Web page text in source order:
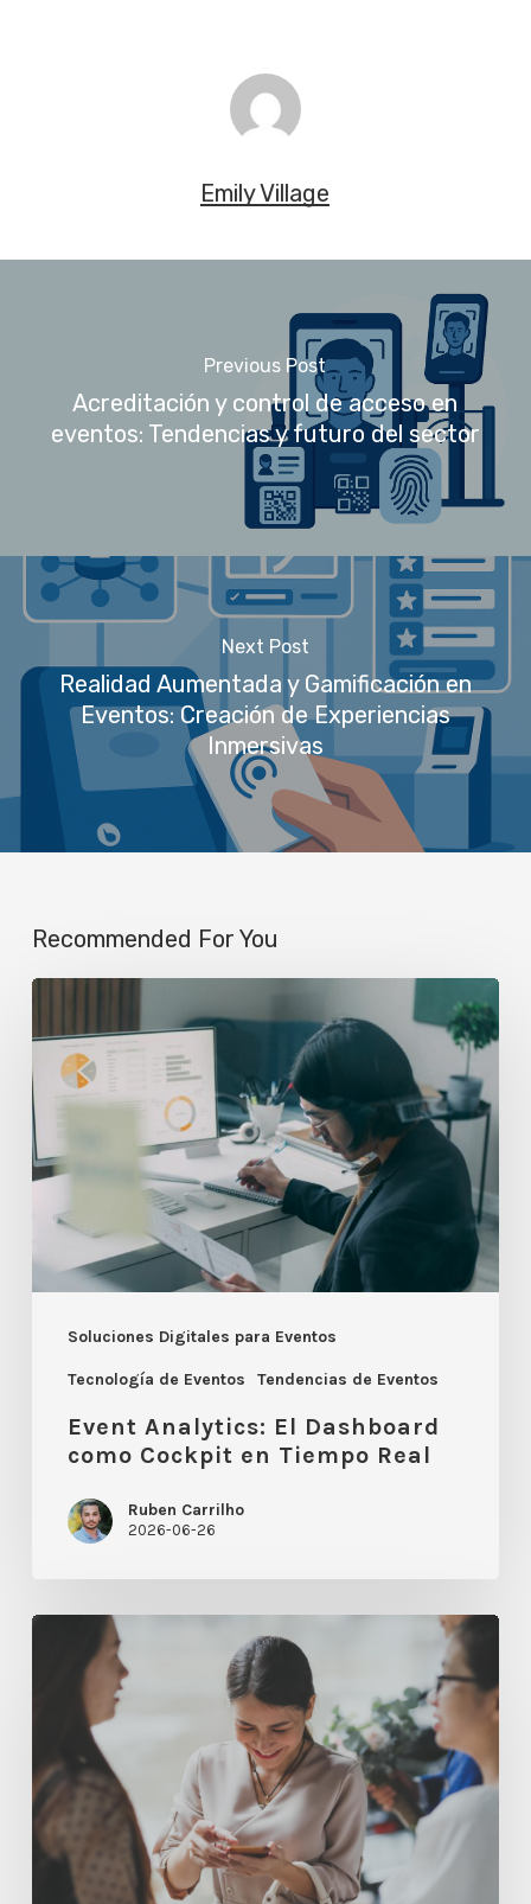
Emily Village
Previous Post
Acreditación y control de acceso en
eventos: Tendencias y futuro del sector
Next Post
Realidad Aumentada y Gamificación en
Eventos: Creación de Experiencias
Inmersivas
Recommended For You
Soluciones Digitales para Eventos
Tecnología de Eventos Tendencias de Eventos
Analytics:
El
Dashboard
como
Cockpit
en
Tiempo
Real
Event Analytics: El Dashboard
como Cockpit en Tiempo Real
Ruben Carrilho
2026-06-26
Eventos
sostenibles:
Smart
Badges
2.0
vs.
Papel